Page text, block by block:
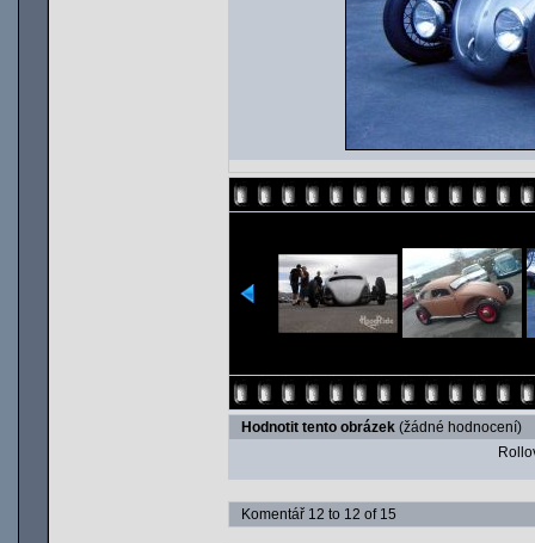
Hodnotit tento obrázek (žádné hodnocení)
Komentář 12 to 12 of 15